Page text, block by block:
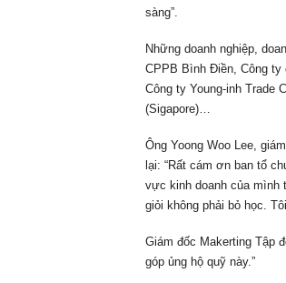
sàng”.
Những doanh nghiệp,
CPPB Bình Điền, Công ty
Công ty Young-inh Trade
(Sigapore)…
Ông Yoong Woo Lee,
lại: “Rất cám ơn ban tổ
vực kinh doanh của mình
giỏi không phải bỏ học.
Giám đốc Makerting Tập
góp ủng hộ quỹ này.”